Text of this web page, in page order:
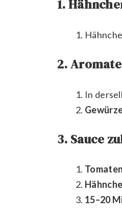
1.
2.
In
3. Sauce
Tomaten
15–20